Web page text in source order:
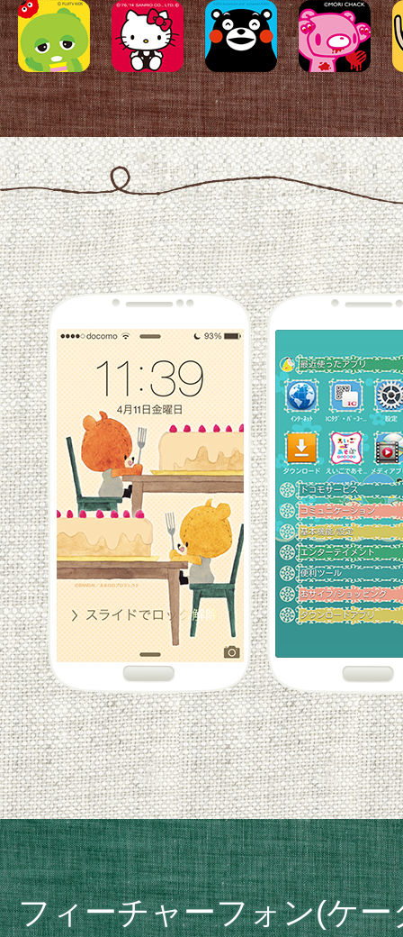
フィーチャーフォン(ケー